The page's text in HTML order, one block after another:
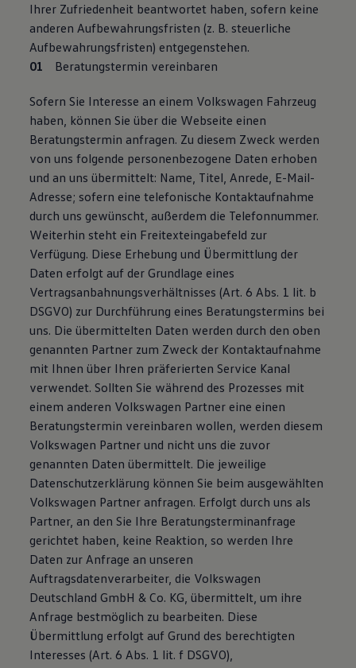
Ihrer Zufriedenheit beantwortet haben, sofern keine
anderen Aufbewahrungsfristen (z. B. steuerliche
Aufbewahrungsfristen) entgegenstehen.
Beratungstermin vereinbaren
Sofern Sie Interesse an einem Volkswagen Fahrzeug
haben, können Sie über die Webseite einen
Beratungstermin anfragen. Zu diesem Zweck werden
von uns folgende personenbezogene Daten erhoben
und an uns übermittelt: Name, Titel, Anrede, E-Mail-
Adresse; sofern eine telefonische Kontaktaufnahme
durch uns gewünscht, außerdem die Telefonnummer.
Weiterhin steht ein Freitexteingabefeld zur
Verfügung. Diese Erhebung und Übermittlung der
Daten erfolgt auf der Grundlage eines
Vertragsanbahnungsverhältnisses (Art. 6 Abs. 1 lit. b
DSGVO) zur Durchführung eines Beratungstermins bei
uns. Die übermittelten Daten werden durch den oben
genannten Partner zum Zweck der Kontaktaufnahme
mit Ihnen über Ihren präferierten Service Kanal
verwendet. Sollten Sie während des Prozesses mit
einem anderen Volkswagen Partner eine einen
Beratungstermin vereinbaren wollen, werden diesem
Volkswagen Partner und nicht uns die zuvor
genannten Daten übermittelt. Die jeweilige
Datenschutzerklärung können Sie beim ausgewählten
Volkswagen Partner anfragen. Erfolgt durch uns als
Partner, an den Sie Ihre Beratungsterminanfrage
gerichtet haben, keine Reaktion, so werden Ihre
Daten zur Anfrage an unseren
Auftragsdatenverarbeiter, die Volkswagen
Deutschland GmbH & Co. KG, übermittelt, um ihre
Anfrage bestmöglich zu bearbeiten. Diese
Übermittlung erfolgt auf Grund des berechtigten
Interesses (Art. 6 Abs. 1 lit. f DSGVO),